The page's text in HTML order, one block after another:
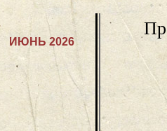
ИЮНЬ 2026